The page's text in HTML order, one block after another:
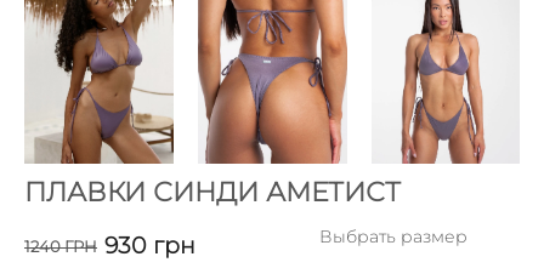
ПЛАВКИ СИНДИ АМЕТИСТ
1240ГРН 930 грн Выбрать размер